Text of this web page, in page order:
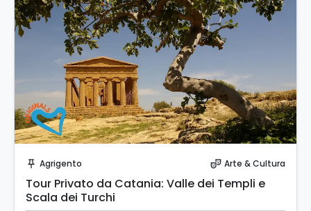
push_pin Agrigento theater_comedy Arte & Cultura
Tour Privato da Catania: Valle dei Templi e
Scala dei Turchi